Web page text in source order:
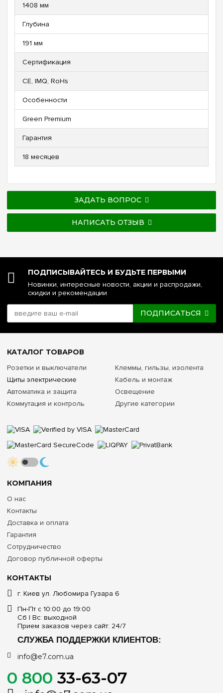
1408 мм
Глубина
191 мм
Сертификация
CE, IMQ, RoHs
Особенности
Green Premium
Гарантия
18 месяцев
ЗАДАТЬ ВОПРОС
НАПИСАТЬ ОТЗЫВ
ПОДПИСЫВАЙТЕСЬ И БУДЬТЕ ПЕРВЫМИ
Новинки, интересные новости, акции и распродажи,
скидки и рекомендации
ПОДПИСАТЬСЯ
КОНТАКТЫ
г. Киев ул. Любомира Гузара 6
Пн-Пт с 10:00 до 19:00
Сб | Вс: выходной
Прием заказов через сайт: 24/7
СЛУЖБА ПОДДЕРЖКИ КЛИЕНТОВ:
info@e7.com.ua
0 800 33-63-07
КОМПАНИЯ
О нас
Контакты
Доставка и оплата
Гарантия
Сотрудничество
Договор публичной оферты
КАТАЛОГ ТОВАРОВ
Розетки и выключатели
Щиты электрические
Автоматика и защита
Коммутация и контроль
Клеммы, гильзы, изолента
Кабель и монтаж
Освещение
Другие категории